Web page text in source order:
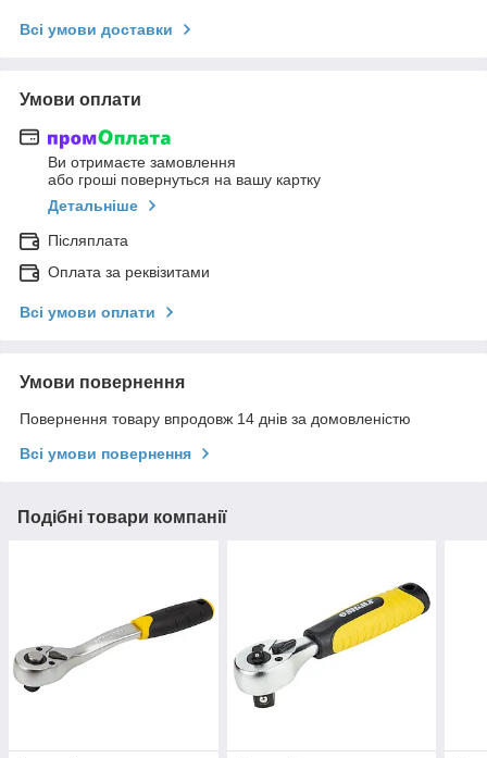
Всі умови доставки
Умови оплати
Ви отримаєте замовлення
або гроші повернуться на вашу картку
Детальніше
Післяплата
Оплата за реквізитами
Всі умови оплати
Умови повернення
Повернення товару впродовж 14 днів за домовленістю
Всі умови повернення
Подібні товари компанії